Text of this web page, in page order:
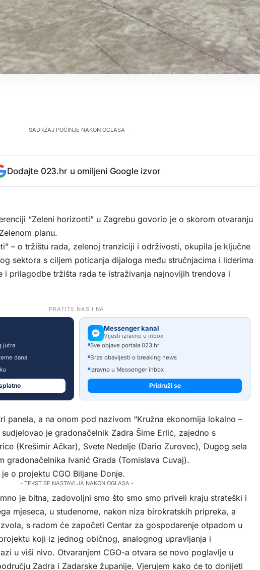
- SADRŽAJ POČINJE NAKON OGLASA -
Dodajte 023.hr u omiljeni Google izvor
“Zeleni horizonti” u Zagrebu govorio je o skorom otvaranju
planu.
– o tržištu rada, zelenoj tranziciji i održivosti, okupila je ključne
sektora s ciljem poticanja dijaloga među stručnjacima i liderima
i prilagodbe tržišta rada te istraživanja najnovijih trendova i
PRATITE NAS I NA
jutra
dana
Messenger kanal
Vijesti izravno u inbox
Sve objave portala 023.hr
Brze obavijesti o breaking news
Izravno u Messenger inbox
Pridruži se
panela, a na onom pod nazivom “Kružna ekonomija lokalno –
je gradonačelnik Zadra Šime Erlić, zajedno s
(Krešimir Ačkar), Svete Nedelje (Dario Zurovec), Dugog sela
gradonačelnika Ivanić Grada (Tomislava Cuvaj).
o projektu CGO Biljane Donje.
- TEKST SE NASTAVLJA NAKON OGLASA -
je bitna, zadovoljni smo što smo smo priveli kraju strateški i
mjeseca, u studenome, nakon niza birokratskih pripreka, a
s radom će započeti Centar za gospodarenje otpadom u
koji iz jednog običnog, analognog upravljanja i
u viši nivo. Otvaranjem CGO-a otvara se novo poglavlje u
Zadra i Zadarske županije. Vjerujem kako će to donijeti